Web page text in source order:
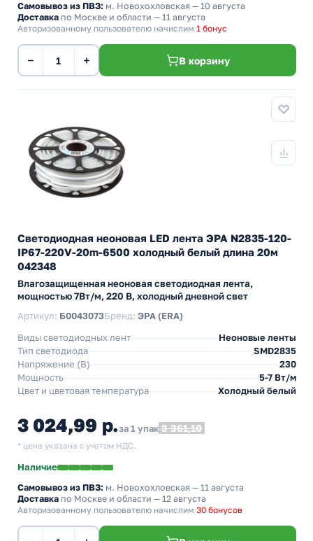
Самовывоз из ПВЗ: м. Новохохловская — 10 августа
Доставка по Москве и области — 11 августа
Авторизованному пользователю начислим 1 бонус
− + В корзину
Светодиодная неоновая LED лента ЭРА N2835-120-
IP67-220V-20m-6500 холодный белый длина 20м
042348
Влагозащищенная неоновая светодиодная лента,
мощностью 7Вт/м, 220 В, холодный дневной свет
Артикул: Б0043073Бренд: ЭРА (ERA)
Виды светодиодных лент
Неоновые ленты
Тип светодиода
SMD2835
Напряжение (В)
230
Мощность
5-7 Вт/м
Цвет и цветовая температура
Холодный белый
3 024,99 р.за 1 упак 3 361,10
* цена указана с учетом НДС.
Наличие
Самовывоз из ПВЗ: м. Новохохловская — 11 августа
Доставка по Москве и области — 12 августа
Авторизованному пользователю начислим 30 бонусов